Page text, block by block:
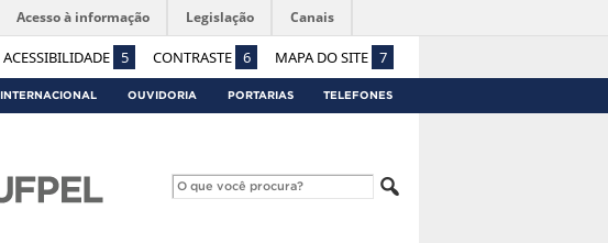
ACESSIBILIDADE 5 CONTRASTE 6 MAPA DO SITE 7
Acesso à informação Legislação Canais
INTERNACIONAL OUVIDORIA PORTARIAS TELEFONES